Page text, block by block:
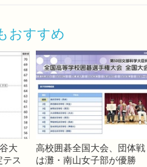
おすすめ
大
テス
高校囲碁全国大会、団体戦
は灘・南山女子部が優勝